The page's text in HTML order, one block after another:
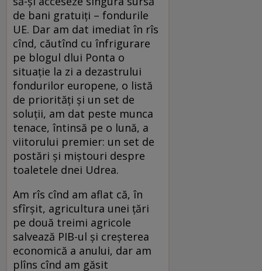
de bani gratuiţi – fondurile
UE. Dar am dat imediat în rîs
cînd, căutînd cu înfrigurare
pe blogul dlui Ponta o
situaţie la zi a dezastrului
fondurilor europene, o listă
de priorităţi şi un set de
soluţii, am dat peste munca
tenace, întinsă pe o lună, a
viitorului premier: un set de
postări şi miştouri despre
toaletele dnei Udrea.
Am rîs cînd am aflat că, în
sfîrşit, agricultura unei ţări
pe două treimi agricole
salvează PIB-ul şi creşterea
economică a anului, dar am
plîns cînd am găsit